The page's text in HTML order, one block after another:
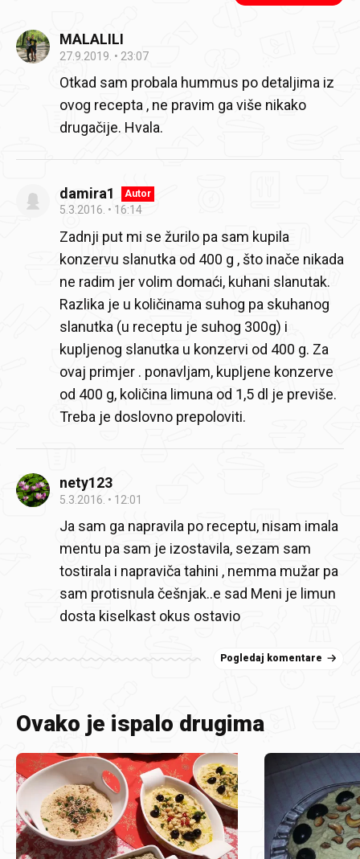
MALALILI
27.9.2019. 23:07
Otkad sam probala hummus po detaljima iz
ovog recepta , ne pravim ga više nikako
drugačije. Hvala.
damira1 Autor
5.3.2016. 16:14
Zadnji put mi se žurilo pa sam kupila
konzervu slanutka od 400 g , što inače nikada
ne radim jer volim domaći, kuhani slanutak.
Razlika je u količinama suhog pa skuhanog
slanutka (u receptu je suhog 300g) i
kupljenog slanutka u konzervi od 400 g. Za
ovaj primjer . ponavljam, kupljene konzerve
od 400 g, količina limuna od 1,5 dl je previše.
Treba je doslovno prepoloviti.
nety123
5.3.2016. 12:01
Ja sam ga napravila po receptu, nisam imala
mentu pa sam je izostavila, sezam sam
tostirala i napraviča tahini , nemma mužar pa
sam protisnula češnjak..e sad Meni je limun
dosta kiselkast okus ostavio
Pogledaj komentare
Ovako je ispalo drugima